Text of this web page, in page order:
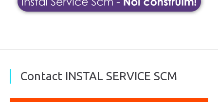
Contact INSTAL SERVICE SCM